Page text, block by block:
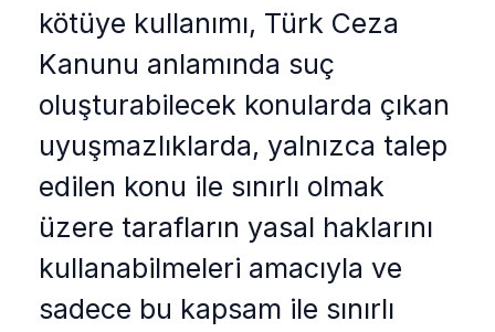
kötüye kullanımı, Türk Ceza
Kanunu anlamında suç
oluşturabilecek konularda çıkan
uyuşmazlıklarda, yalnızca talep
edilen konu ile sınırlı olmak
üzere tarafların yasal haklarını
kullanabilmeleri amacıyla ve
sadece bu kapsam ile sınırlı